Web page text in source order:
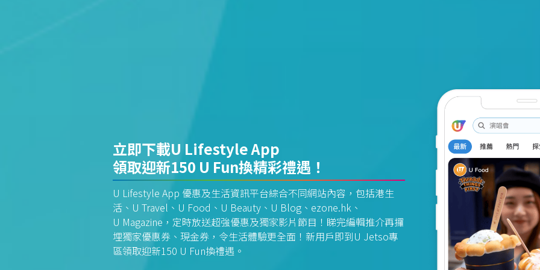
立即下載U Lifestyle App
領取迎新150 U Fun換精彩禮遇！
U Lifestyle App 優惠及生活資訊平台綜合不同網站內容，包括港生
活、U Travel、U Food、U Beauty、U Blog、ezone.hk、
U Magazine，定時放送超強優惠及獨家影片節目！睇完編輯推介再攞
埋獨家優惠券、現金券，令生活體驗更全面！新用戶即到U Jetso專
區領取迎新150 U Fun換禮遇。